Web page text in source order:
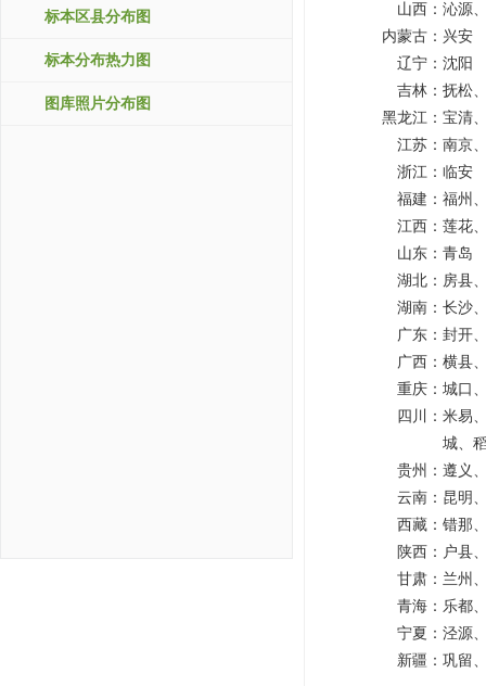
标本区县分布图
标本分布热力图
图库照片分布图
山西： 沁源
内蒙古： 兴安
辽宁： 沈阳
吉林： 抚松
黑龙江： 宝清
江苏： 南京
浙江： 临安
福建： 福州
江西： 莲花
山东： 青岛
湖北： 房县
湖南： 长沙
广东： 封开
广西： 横县
重庆： 城口
四川： 米易
城、
贵州： 遵义
云南： 昆明
西藏： 错那
陕西： 户县
甘肃： 兰州
青海： 乐都
宁夏： 泾源
新疆： 巩留